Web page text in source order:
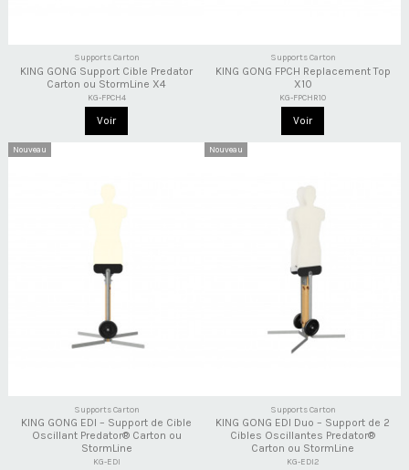
Supports Carton
KING GONG Support Cible Predator
Carton ou StormLine X4
KG-FPCH4
Voir
Supports Carton
KING GONG FPCH Replacement Top
X10
KG-FPCHR10
Voir
Nouveau
Supports Carton
KING GONG EDI – Support de Cible
Oscillant Predator® Carton ou
StormLine
KG-EDI
Nouveau
Supports Carton
KING GONG EDI Duo – Support de 2
Cibles Oscillantes Predator®
Carton ou StormLine
KG-EDI2